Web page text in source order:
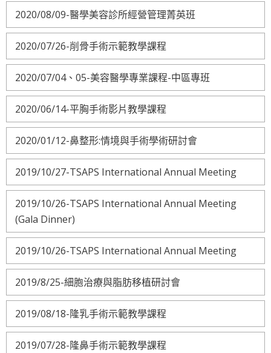
2020/08/09-醫學美容診所經營管理菁英班
2020/07/26-削骨手術示範教學課程
2020/07/04、05-美容醫學專業課程-中區專班
2020/06/14-平胸手術影片教學課程
2020/01/12-鼻整形:情境與手術學術研討會
2019/10/27-TSAPS International Annual Meeting
2019/10/26-TSAPS International Annual Meeting
(Gala Dinner)
2019/10/26-TSAPS International Annual Meeting
2019/8/25-細胞治療與脂肪移植研討會
2019/08/18-隆乳手術示範教學課程
2019/07/28-隆鼻手術示範教學課程